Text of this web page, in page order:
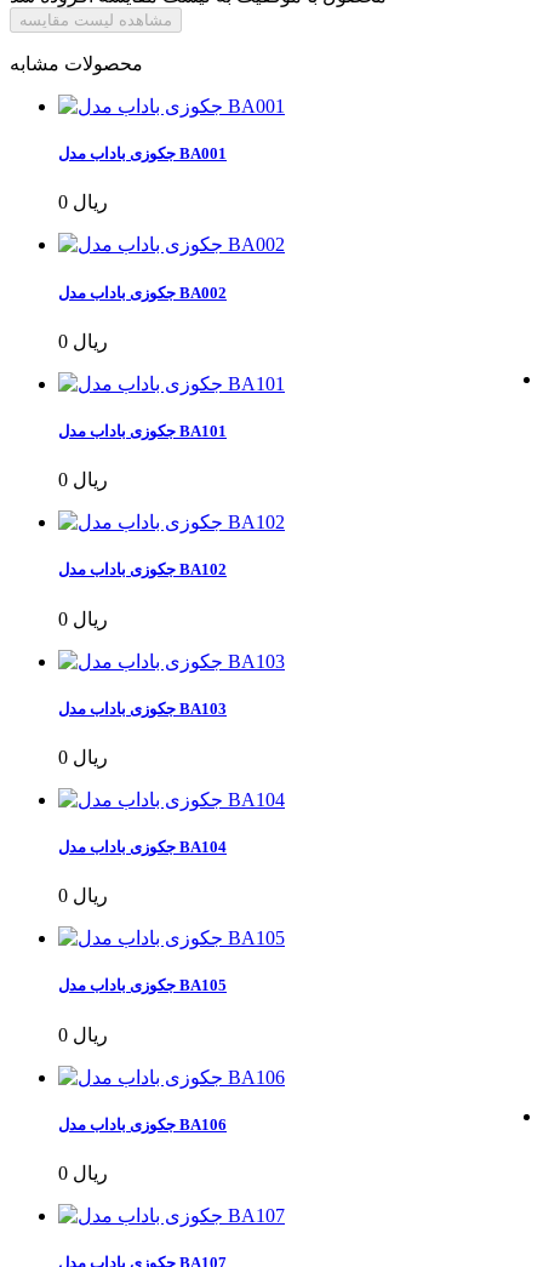
مشاهده لیست مقایسه
محصولات مشابه
جکوزی باداب مدل BA001
0 ریال
جکوزی باداب مدل BA002
0 ریال
جکوزی باداب مدل BA101
0 ریال
جکوزی باداب مدل BA102
0 ریال
جکوزی باداب مدل BA103
0 ریال
جکوزی باداب مدل BA104
0 ریال
جکوزی باداب مدل BA105
0 ریال
جکوزی باداب مدل BA106
0 ریال
جکوزی باداب مدل BA107